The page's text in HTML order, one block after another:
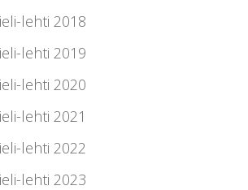
lehti 2018
lehti 2019
lehti 2020
lehti 2021
lehti 2022
lehti 2023